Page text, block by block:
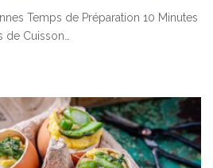
Temps de Préparation 10 Minutes
Cuisson…